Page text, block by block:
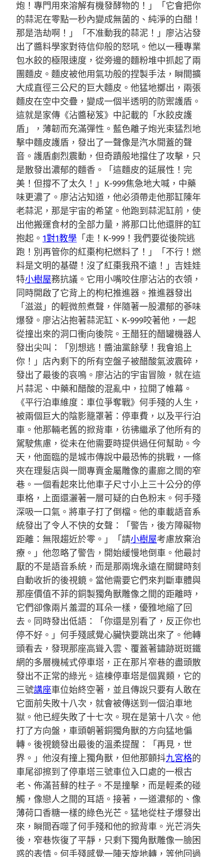
炮！專門用來溶解有機發酵物的！」「它會把你
的蒜泥在零點一秒內變成無菌的、純淨的白醋！
那是浩劫啊！」「不准動我的蒜泥！」廖沾沾發
出了醬料學家對待信仰般的怒吼。他以一種專業
包水餃的極限速度，從旁邊的麵粉堆中抓起了兩
團麵皮。麵皮被他用氣功般的捏製手法，瞬間擴
大成直徑三公尺的巨大麵皮。他猛地擲出，兩張
麵皮在空中交疊，變成一個半透明的防禦護盾。
這就是家傳《沾醬秘笈》中記載的「水餃皮護
盾」，薄韌而充滿彈性。藍色離子炮光束猛烈地
擊中麵皮護盾，發出了一聲像是汽水開蓋的聲
音。護盾劇烈震動，但奇蹟般地擋住了攻擊，只
是散發出濃郁的麵香。「這麵皮的延展性！完
美！但撐不了太久！」K-999焦急地大喊，中藥
味更濃了。廖沾沾知道，他必須帶走他那缸陳年
老蒜泥，那是宇宙的希望。他跑到蒜泥缸前，使
出他搬運食材的全部力量，將那口比他還胖的缸
抱起。 1對1教學 「走！K-999！我們要從後院逃
跑！別再管你的紅棗枸杞燃料了！」「不行！燃
料是文明的基礎！沒了紅棗我飛不遠！」吉娃娃
特小樹屋務抗議。它用小嘴咬住廖沾沾的衣領，
同時開啟了它背上的枸杞推進器。推進器發出
「滋滋」的輕微煎煮聲，伴隨著一股濃郁的蔘味
爆發。廖沾沾抱著蒜泥缸、K-999咬著他，一起
從撞出來的洞口衝向後院。王醋狂的醋罐機器人
發出尖叫：「別想逃！醬油黨餘孽！我會追上
你！」店內剩下的所有空盤子被醋酸氣波震碎，
發出了最後的哀鳴。廖沾沾的宇宙冒險，就在這
片蒜泥、中藥和醋酸的混亂中，拉開了帷幕。
《平行泊車維度：車位爭奪戰》何手殘的人生，
被兩個巨大的陰影籠罩著：停車費，以及平行泊
車。他那輛老舊的掀背車，彷彿繼承了他所有的
駕駛焦慮，從未在他需要時提供過任何幫助。今
天，他面臨的是城市傳說中最恐怖的挑戰，一條
夾在理髮店與一間專賣金屬雕像的畫廊之間的窄
巷。一個看起來比他車子尺寸小上三十公分的停
車格，上面還灑著一層可疑的白色粉末。何手殘
深吸一口氣。將車子打了倒檔。他的車載語音系
統發出了令人不快的女聲：「警告，後方障礙物
距離：無限趨近於零。」「請小樹屋考慮放棄治
療。」他忽略了警告，開始緩慢地倒車。他最討
厭的不是語音系統，而是那兩塊永遠在關鍵時刻
自動收折的後視鏡。當他需要它們來判斷車體與
那座價值不菲的銅製獨角獸雕像之間的距離時，
它們卻像兩片羞澀的耳朵一樣，優雅地縮了回
去。同時發出低語：「你還是別看了，反正你也
停不好。」何手殘感覺心臟快要跳出來了。他轉
頭看去，發現那座高聳入雲、覆蓋著鏽跡斑斑鐵
網的多層機械式停車塔，正在那片窄巷的盡頭散
發出不正常的綠光。這棟停車塔是個異類，它的
三號講座車位始終空著，並且傳說只要有人敢在
它面前失敗十八次，就會被傳送到一個泊車地
獄。他已經失敗了十七次。現在是第十八次。他
打了方向盤，車頭朝著銅獨角獸的方向猛地偏
轉。後視鏡發出最後的溫柔提醒：「再見，世
界。」他沒有撞上獨角獸，但他那顫抖九宮格的
車尾卻擦到了停車塔三號車位入口處的一根古
老、佈滿苔蘚的柱子。不是撞擊，而是輕柔的碰
觸，像戀人之間的耳語。接著，一道濃郁的、像
薄荷口香糖一樣的綠色光芒。猛地從柱子爆發出
來，瞬間吞噬了何手殘和他的掀背車。光芒消失
後，窄巷恢復了平靜，只剩下獨角獸雕像一臉困
惑的表情。何手殘感覺一陣天旋地轉，等他回過